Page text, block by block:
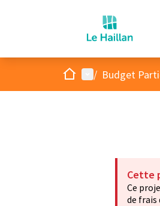
AccueilMenu principal
/ Budget
Cette
Ce
de frais